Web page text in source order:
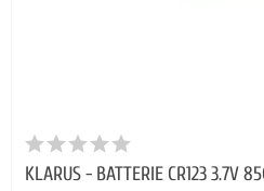
KLARUS - BATTERIE CR123 3.7V